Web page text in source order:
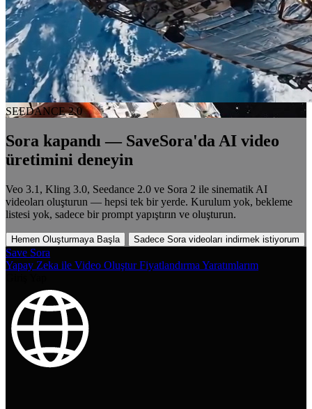
SEEDANCE 2.0
Sora kapandı — SaveSora'da AI video
üretimini deneyin
Veo 3.1, Kling 3.0, Seedance 2.0 ve Sora 2 ile sinematik AI
videoları oluşturun — hepsi tek bir yerde. Kurulum yok, bekleme
listesi yok, sadece bir prompt yapıştırın ve oluşturun.
Hemen Oluşturmaya Başla Sadece Sora videoları indirmek istiyorum
Save Sora
Yapay Zeka ile Video Oluştur Fiyatlandırma Yaratımlarım